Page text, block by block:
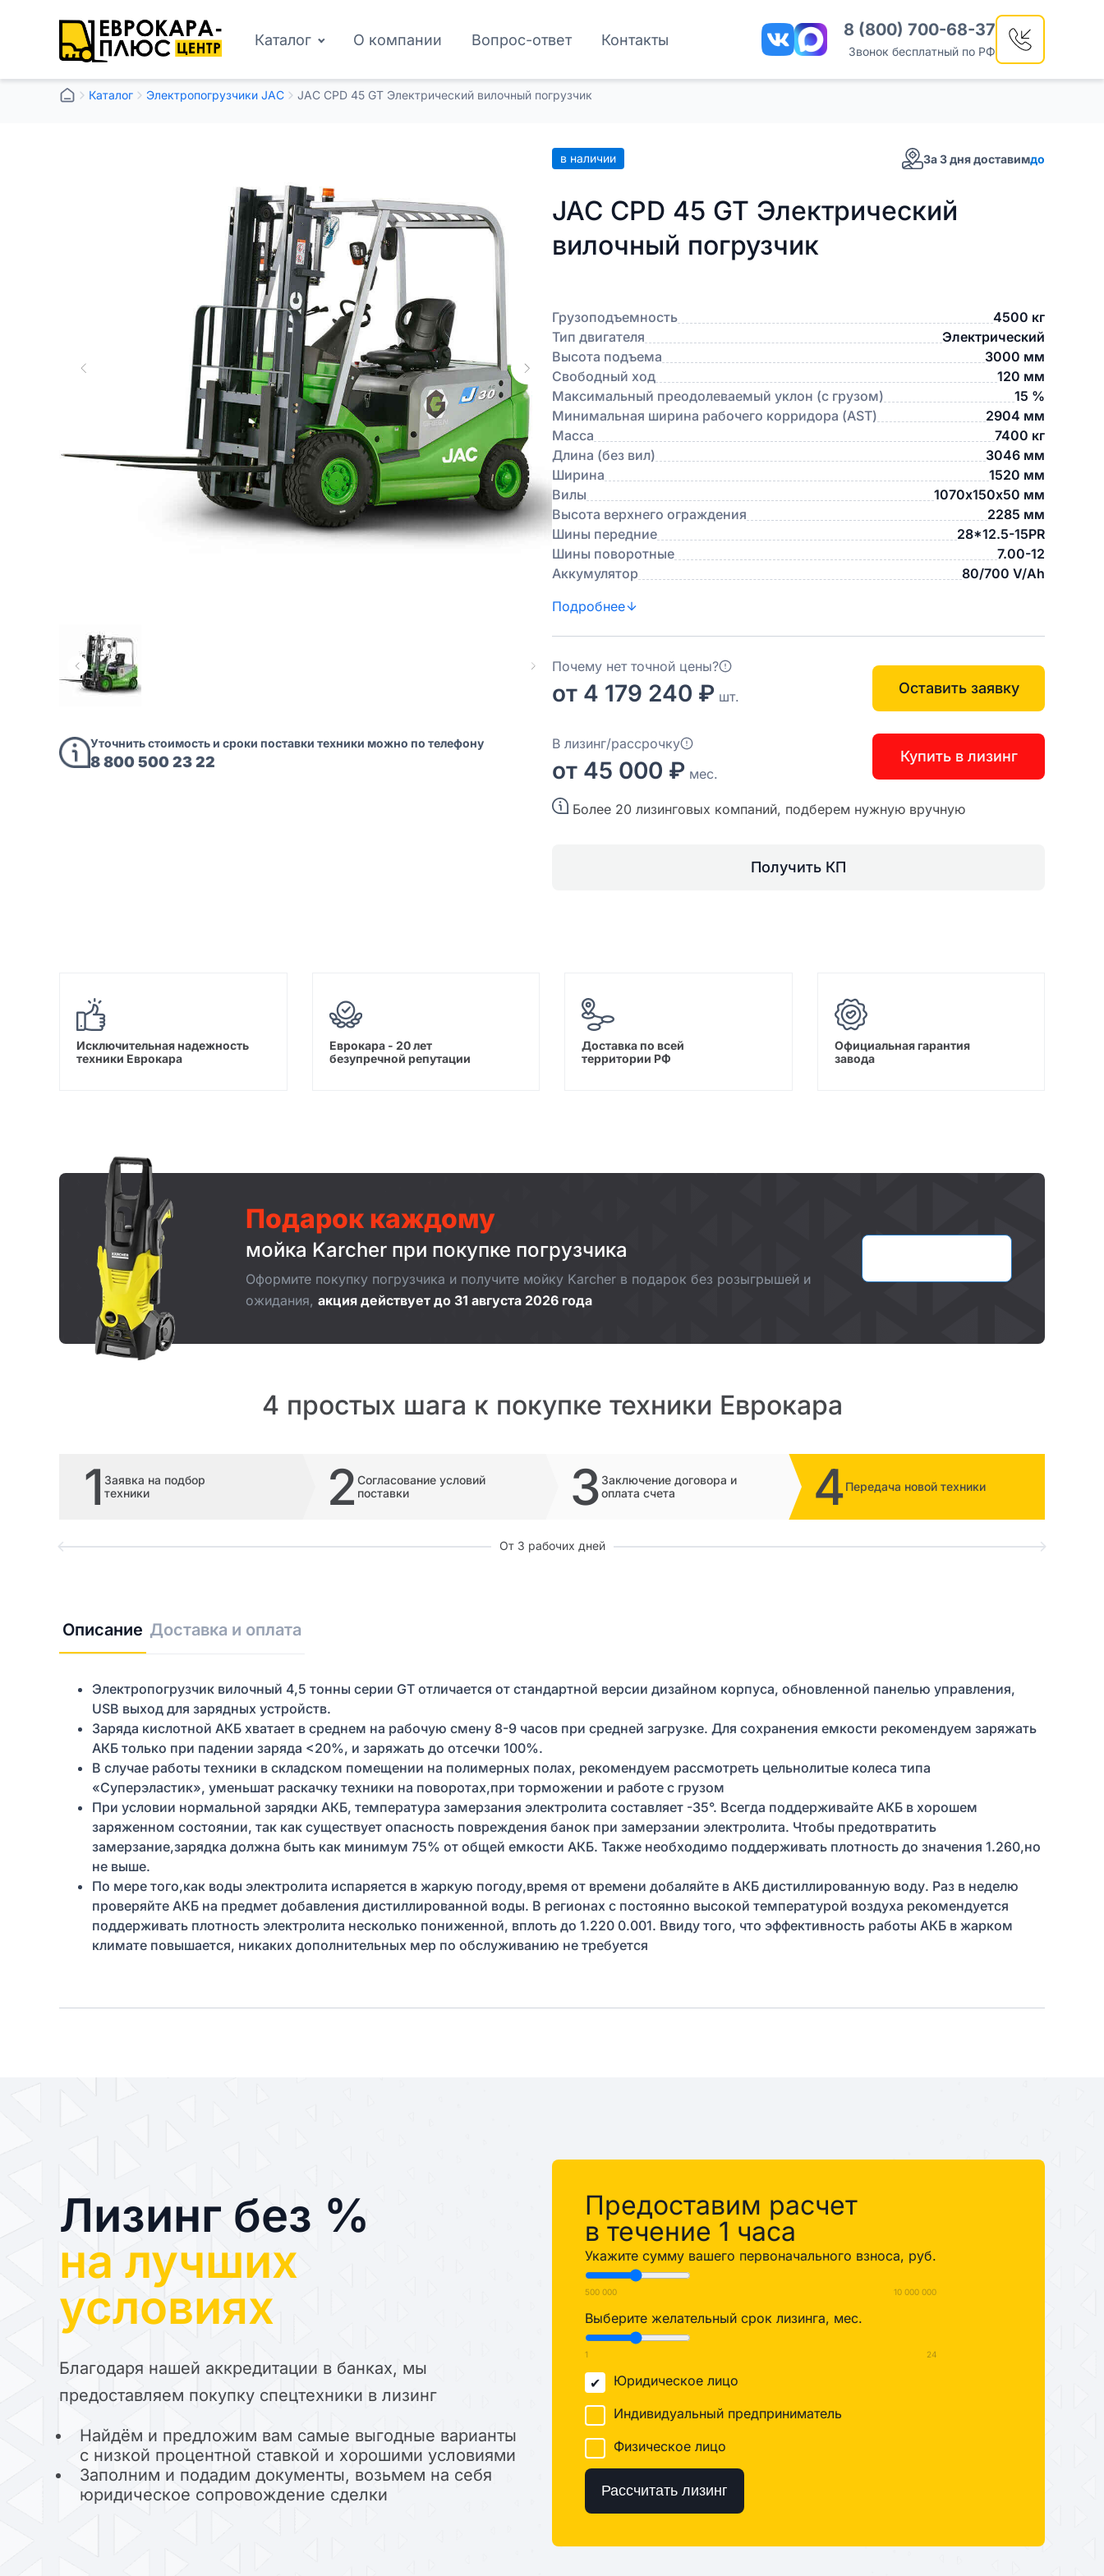
Каталог О компании Вопрос-ответ Контакты 8 (800) 700-68-37
Звонок бесплатный по РФ
Каталог Электропогрузчики JAC JAC CPD 45 GT Электрический вилочный погрузчик
Уточнить стоимость и сроки поставки техники можно по телефону
8 800 500 23 22
в наличии За 3 дня доставимдо
JAC CPD 45 GT Электрический
вилочный погрузчик
Грузоподъемность
4500 кг
Тип двигателя
Электрический
Высота подъема
3000 мм
Свободный ход
120 мм
Максимальный преодолеваемый уклон (с грузом)
15 %
Минимальная ширина рабочего корридора (AST)
2904 мм
Масса
7400 кг
Длина (без вил)
3046 мм
Ширина
1520 мм
Вилы
1070х150х50 мм
Высота верхнего ограждения
2285 мм
Шины передние
28*12.5-15PR
Шины поворотные
7.00-12
Аккумулятор
80/700 V/Ah
Подробнее
Почему нет точной цены?
от 4 179 240 ₽ шт. Оставить заявку
В лизинг/рассрочку
от 45 000 ₽ мес.
Купить в лизинг
Более 20 лизинговых компаний, подберем нужную вручную
Получить КП
Исключительная надежность
техники Еврокара
Еврокара - 20 лет
безупречной репутации
Доставка по всей
территории РФ
Официальная гарантия
завода
Подарок каждому
мойка Karcher при покупке погрузчика
Оформите покупку погрузчика и получите мойку Karcher в подарок без розыгрышей и
ожидания, акция действует до 31 августа 2026 года
4 простых шага к покупке техники Еврокара
1 Заявка на подбор
техники
2 Согласование условий
поставки
3 Заключение договора и
оплата счета
4Передача новой техники
От 3 рабочих дней
Описание Доставка и оплата
Электропогрузчик вилочный 4,5 тонны серии GT отличается от стандартной версии дизайном корпуса, обновленной панелью управления,
USB выход для зарядных устройств.
Заряда кислотной АКБ хватает в среднем на рабочую смену 8-9 часов при средней загрузке. Для сохранения емкости рекомендуем заряжать
АКБ только при падении заряда <20%, и заряжать до отсечки 100%.
В случае работы техники в складском помещении на полимерных полах, рекомендуем рассмотреть цельнолитые колеса типа
«Суперэластик», уменьшат раскачку техники на поворотах,при торможении и работе с грузом
При условии нормальной зарядки АКБ, температура замерзания электролита составляет -35°. Всегда поддерживайте АКБ в хорошем
заряженном состоянии, так как существует опасность повреждения банок при замерзании электролита. Чтобы предотвратить
замерзание,зарядка должна быть как минимум 75% от общей емкости АКБ. Также необходимо поддерживать плотность до значения 1.260,но
не выше.
По мере того,как воды электролита испаряется в жаркую погоду,время от времени добаляйте в АКБ дистиллированную воду. Раз в неделю
проверяйте АКБ на предмет добавления дистиллированной воды. В регионах с постоянно высокой температурой воздуха рекомендуется
поддерживать плотность электролита несколько пониженной, вплоть до 1.220 0.001. Ввиду того, что эффективность работы АКБ в жарком
климате повышается, никаких дополнительных мер по обслуживанию не требуется
Лизинг без %
на лучших
условиях
Благодаря нашей аккредитации в банках, мы
предоставляем покупку спецтехники в лизинг
Найдём и предложим вам самые выгодные варианты
с низкой процентной ставкой и хорошими условиями
Заполним и подадим документы, возьмем на себя
юридическое сопровождение сделки
Предоставим расчет
в течение 1 часа
Укажите сумму вашего первоначального взноса, руб.
500 000 10 000 000
Выберите желательный срок лизинга, мес.
1 24
Юридическое лицо
Индивидуальный предприниматель
Физическое лицо
Рассчитать лизинг